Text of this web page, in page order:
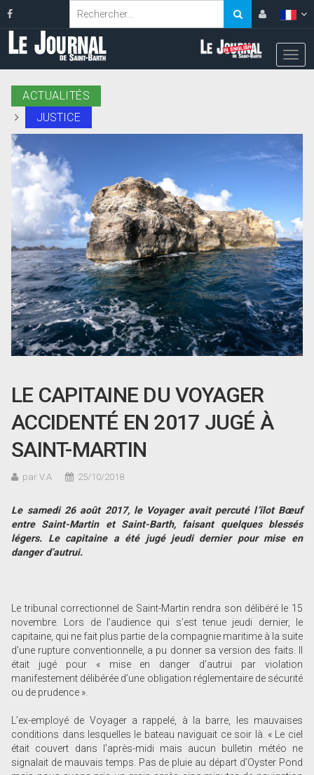
ACTUALITÉS
JUSTICE
LE CAPITAINE DU VOYAGER
ACCIDENTÉ EN 2017 JUGÉ À
SAINT-MARTIN
par V.A 25/10/2018
Le samedi 26 août 2017, le Voyager avait percuté l’îlot Bœuf
entre Saint-Martin et Saint-Barth, faisant quelques blessés
légers. Le capitaine a été jugé jeudi dernier pour mise en
danger d’autrui.
Le tribunal correctionnel de Saint-Martin rendra son délibéré le 15
novembre. Lors de l’audience qui s’est tenue jeudi dernier, le
capitaine, qui ne fait plus partie de la compagnie maritime à la suite
d’une rupture conventionnelle, a pu donner sa version des faits. Il
était jugé pour « mise en danger d’autrui par violation
manifestement délibérée d’une obligation réglementaire de sécurité
ou de prudence ».
L’ex-employé de Voyager a rappelé, à la barre, les mauvaises
conditions dans lesquelles le bateau naviguait ce soir là. « Le ciel
était couvert dans l’après-midi mais aucun bulletin météo ne
signalait de mauvais temps. Pas de pluie au départ d’Oyster Pond